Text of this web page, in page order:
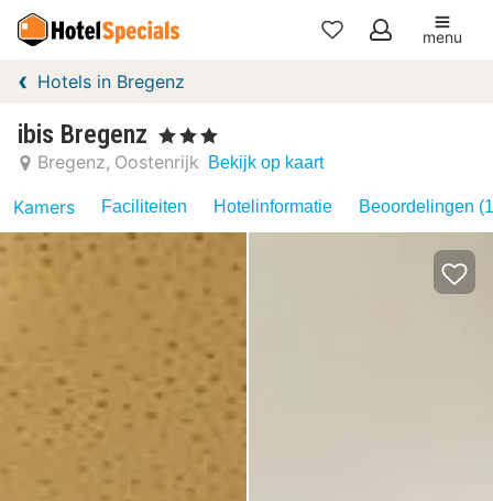
Mijn
menu
Hotels in Bregenz
ibis Bregenz , 3 Sterren
Bregenz Oostenrijk Bekijk op kaart
Kamers Faciliteiten Hotelinformatie Beoordelingen